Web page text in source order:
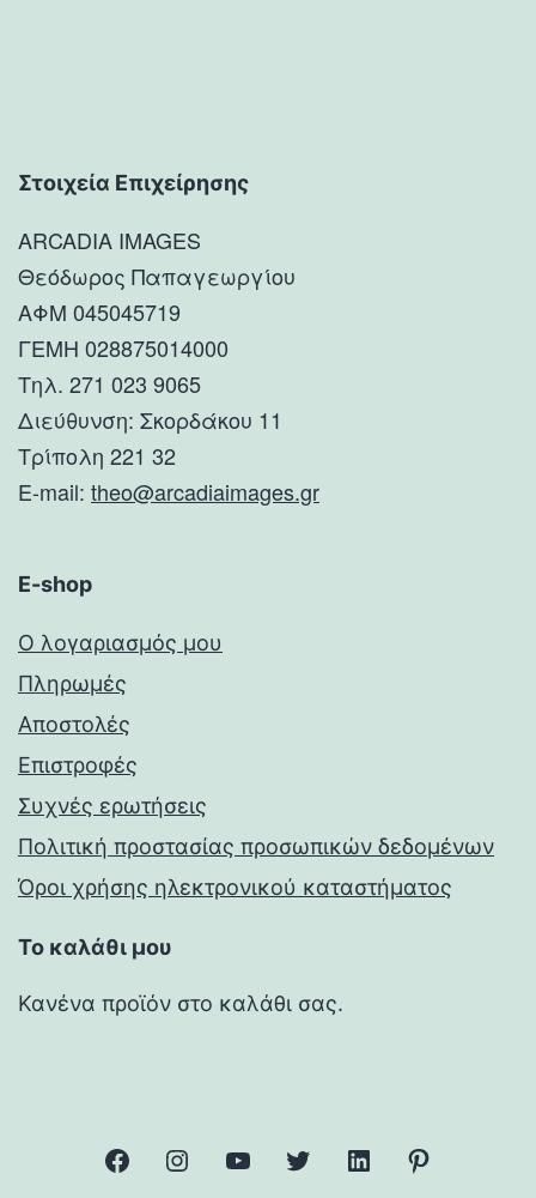
Στοιχεία Επιχείρησης
ARCADIA IMAGES
Θεόδωρος Παπαγεωργίου
ΑΦΜ 045045719
ΓΕΜΗ 028875014000
Τηλ. 271 023 9065
Διεύθυνση: Σκορδάκου 11
Τρίπολη 221 32
E-mail: theo@arcadiaimages.gr
E-shop
Ο λογαριασμός μου
Πληρωμές
Αποστολές
Επιστροφές
Συχνές ερωτήσεις
Πολιτική προστασίας προσωπικών δεδομένων
Όροι χρήσης ηλεκτρονικού καταστήματος
Το καλάθι μου
Κανένα προϊόν στο καλάθι σας.
facebookInstagramYouTube Twitter Linkedin